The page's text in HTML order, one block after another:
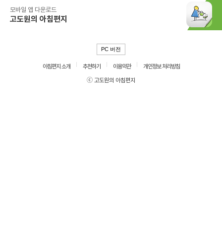
모바일 앱 다운로드
고도원의 아침편지
PC 버전
아침편지 소개 추천하기 이용약관
개인정보 처리방침
ⓒ 고도원의 아침편지